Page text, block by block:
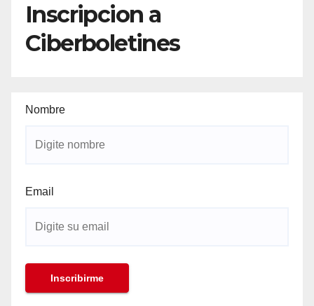
Inscripcion a
Ciberboletines
Nombre
Email